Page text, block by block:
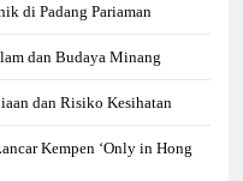
di Padang Pariaman
dan Budaya Minang
dan Risiko Kesihatan
Kempen ‘Only in Hong